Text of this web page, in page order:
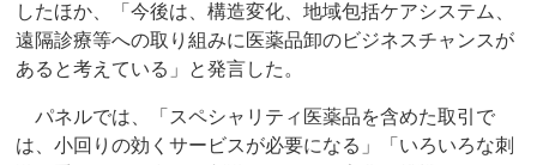
したほか、「今後は、構造変化、地域包括ケアシステム、
遠隔診療等への取り組みに医薬品卸のビジネスチャンスが
あると考えている」と発言した。
パネルでは、「スペシャリティ医薬品を含めた取引で
は、小回りの効くサービスが必要になる」「いろいろな刺